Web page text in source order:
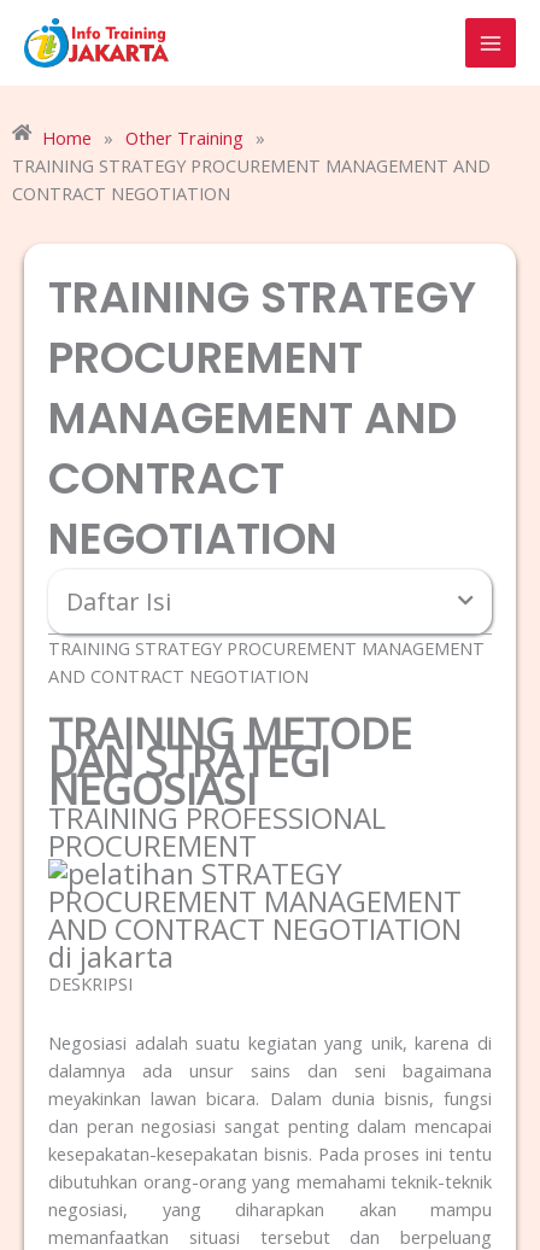
content
Home » Other Training »
TRAINING STRATEGY PROCUREMENT MANAGEMENT AND
CONTRACT NEGOTIATION
TRAINING STRATEGY
PROCUREMENT
MANAGEMENT AND
CONTRACT
NEGOTIATION
Daftar Isi
TRAINING STRATEGY PROCUREMENT MANAGEMENT
AND CONTRACT NEGOTIATION
TRAINING METODE
DAN STRATEGI
NEGOSIASI
TRAINING PROFESSIONAL
PROCUREMENT
DESKRIPSI
Negosiasi adalah suatu kegiatan yang unik, karena di
dalamnya ada unsur sains dan seni bagaimana
meyakinkan lawan bicara. Dalam dunia bisnis, fungsi
dan peran negosiasi sangat penting dalam mencapai
kesepakatan-kesepakatan bisnis. Pada proses ini tentu
dibutuhkan orang-orang yang memahami teknik-teknik
negosiasi, yang diharapkan akan mampu
memanfaatkan situasi tersebut dan berpeluang